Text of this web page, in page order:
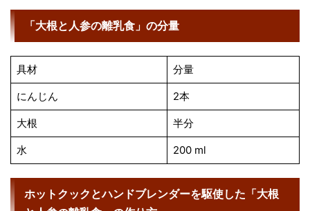
「大根と人参の離乳食」の分量
具材 分量
にんじん 2本
大根 半分
水 200 ml
ホットクックとハンドブレンダーを駆使した「大根